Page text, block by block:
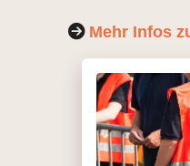
Mehr Infos